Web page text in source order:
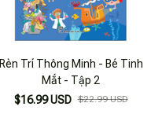
Rèn Trí Thông Minh - Bé Tinh
Mắt - Tập 2
$16.99 USD $22.99 USD